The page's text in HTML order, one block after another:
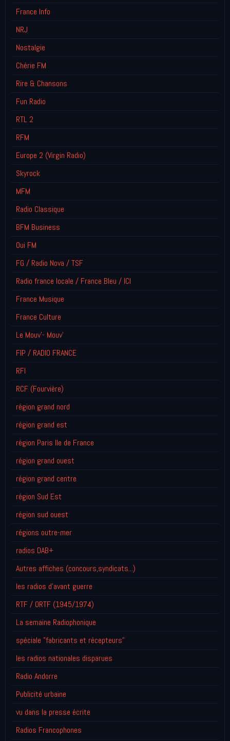
France Info
NRJ
Nostalgie
Chérie FM
Rire & Chansons
Fun Radio
RTL 2
RFM
Europe 2 (Virgin Radio)
Skyrock
MFM
Radio Classique
BFM Business
Oui FM
FG / Radio Nova / TSF
Radio france locale / France Bleu / ICI
France Musique
France Culture
Le Mouv'- Mouv'
FIP / RADIO FRANCE
RFI
RCF (Fourvière)
région grand nord
région grand est
région Paris Ile de France
région grand ouest
région grand centre
région Sud Est
région sud ouest
régions outre-mer
radios DAB+
Autres affiches (concours,syndicats...)
les radios d'avant guerre
RTF / ORTF (1945/1974)
La semaine Radiophonique
spéciale "fabricants et récepteurs"
les radios nationales disparues
Radio Andorre
Publicité urbaine
vu dans la presse écrite
Radios Francophones